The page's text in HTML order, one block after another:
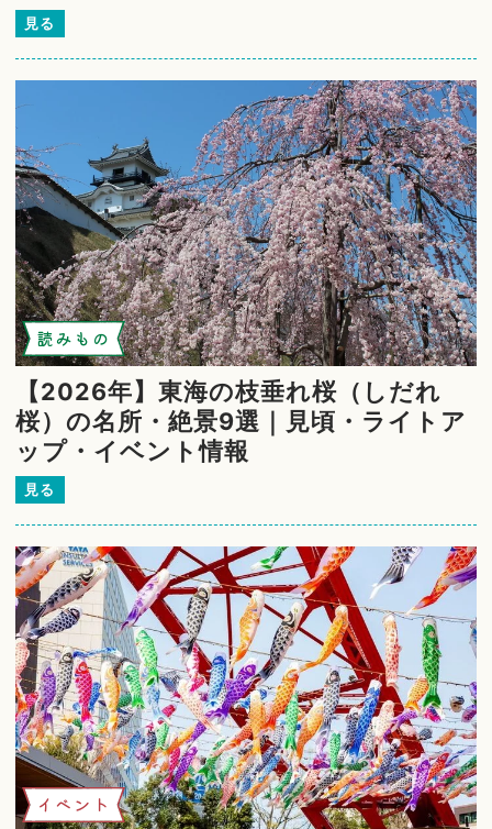
見る
読みもの
【2026年】東海の枝垂れ桜（しだれ
桜）の名所・絶景9選｜見頃・ライトア
ップ・イベント情報
見る
イベント